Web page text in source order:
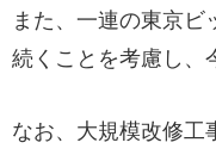
また、一連の東京
続くことを考慮し、
なお、大規模改修工